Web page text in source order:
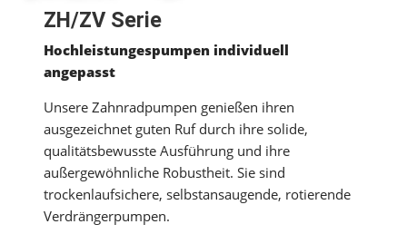
ZH/ZV Serie
Hochleistungespumpen individuell
angepasst
Unsere Zahnradpumpen genießen ihren
ausgezeichnet guten Ruf durch ihre solide,
qualitätsbewusste Ausführung und ihre
außergewöhnliche Robustheit. Sie sind
trockenlaufsichere, selbstansaugende, rotierende
Verdrängerpumpen.